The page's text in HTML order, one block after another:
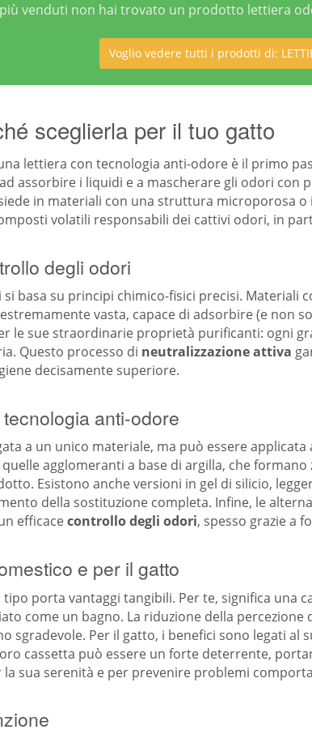
venduti non hai trovato un prodotto lettiera
Voglio vedere tutti i prodotti di:
sceglierla per il tuo gatto
lettiera con tecnologia anti-odore è il primo
assorbire i liquidi e a mascherare gli odori
in materiali con una struttura microporosa
volatili responsabili dei cattivi odori, in
degli odori
basa su principi chimico-fisici precisi.
vasta, capace di adsorbire (e non
le sue straordinarie proprietà purificanti: ogni
Questo processo di neutralizzazione attiva
decisamente superiore.
anti-odore
a un unico materiale, ma può essere
agglomeranti a base di argilla, che
Esistono anche versioni in gel di silicio,
della sostituzione completa. Infine, le
efficacecontrollo degli odori, spesso grazie a
e per il gatto
porta vantaggi tangibili. Per te, significa una
come un bagno. La riduzione della
sgradevole. Per il gatto, i benefici sono legati al
cassetta può essere un forte deterrente,
sua serenità e per prevenire problemi